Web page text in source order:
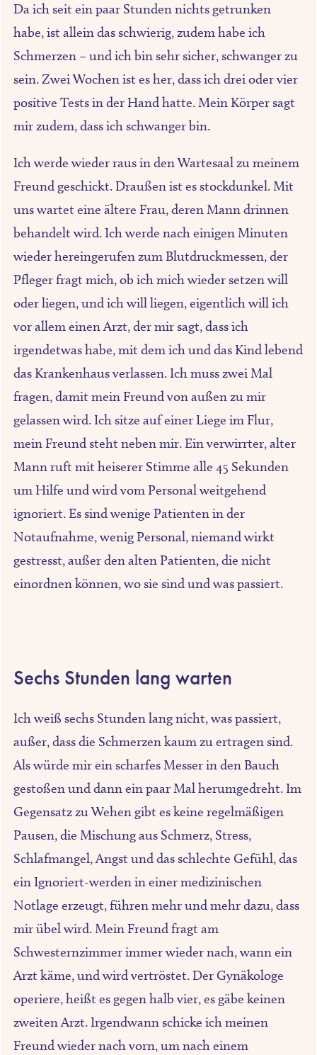
Da ich seit ein paar Stunden nichts getrunken
habe, ist allein das schwierig, zudem habe ich
Schmerzen – und ich bin sehr sicher, schwanger zu
sein. Zwei Wochen ist es her, dass ich drei oder vier
positive Tests in der Hand hatte. Mein Körper sagt
mir zudem, dass ich schwanger bin.
Ich werde wieder raus in den Wartesaal zu meinem
Freund geschickt. Draußen ist es stockdunkel. Mit
uns wartet eine ältere Frau, deren Mann drinnen
behandelt wird. Ich werde nach einigen Minuten
wieder hereingerufen zum Blutdruckmessen, der
Pfleger fragt mich, ob ich mich wieder setzen will
oder liegen, und ich will liegen, eigentlich will ich
vor allem einen Arzt, der mir sagt, dass ich
irgendetwas habe, mit dem ich und das Kind lebend
das Krankenhaus verlassen. Ich muss zwei Mal
fragen, damit mein Freund von außen zu mir
gelassen wird. Ich sitze auf einer Liege im Flur,
mein Freund steht neben mir. Ein verwirrter, alter
Mann ruft mit heiserer Stimme alle 45 Sekunden
um Hilfe und wird vom Personal weitgehend
ignoriert. Es sind wenige Patienten in der
Notaufnahme, wenig Personal, niemand wirkt
gestresst, außer den alten Patienten, die nicht
einordnen können, wo sie sind und was passiert.
Sechs Stunden lang warten
Ich weiß sechs Stunden lang nicht, was passiert,
außer, dass die Schmerzen kaum zu ertragen sind.
Als würde mir ein scharfes Messer in den Bauch
gestoßen und dann ein paar Mal herumgedreht. Im
Gegensatz zu Wehen gibt es keine regelmäßigen
Pausen, die Mischung aus Schmerz, Stress,
Schlafmangel, Angst und das schlechte Gefühl, das
ein Ignoriert-werden in einer medizinischen
Notlage erzeugt, führen mehr und mehr dazu, dass
mir übel wird. Mein Freund fragt am
Schwesternzimmer immer wieder nach, wann ein
Arzt käme, und wird vertröstet. Der Gynäkologe
operiere, heißt es gegen halb vier, es gäbe keinen
zweiten Arzt. Irgendwann schicke ich meinen
Freund wieder nach vorn, um nach einem